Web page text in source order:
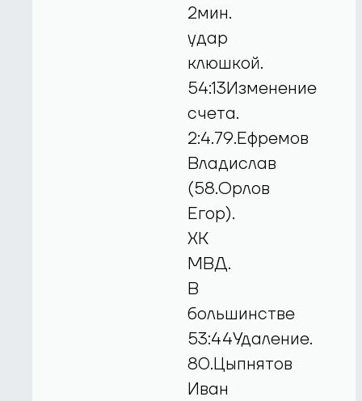
2мин.
удар
клюшкой.
54:13Изменение
счета.
2:4.79.Ефремов
Владислав
(58.Орлов
Егор).
ХК
МВД.
В
большинстве
53:44Удаление.
80.Цыпнятов
Иван